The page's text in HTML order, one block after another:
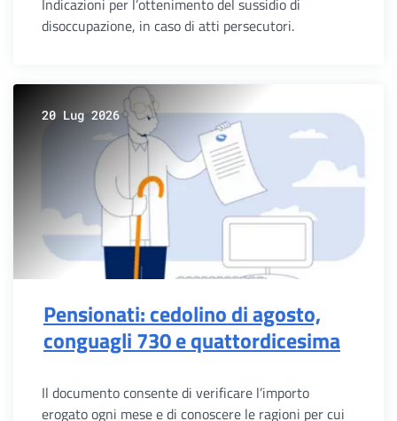
Indicazioni per l’ottenimento del sussidio di
disoccupazione, in caso di atti persecutori.
20 Lug 2026
Pensionati: cedolino di agosto,
conguagli 730 e quattordicesima
Il documento consente di verificare l’importo
erogato ogni mese e di conoscere le ragioni per cui